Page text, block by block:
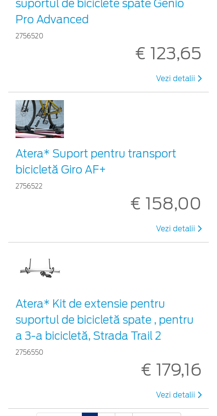
suportul de biciclete spate Genio
Pro Advanced
2756520
€ 123,65
Vezi detalii
Atera* Suport pentru transport
bicicletă Giro AF+
2756522
€ 158,00
Vezi detalii
Atera* Kit de extensie pentru
suportul de bicicletă spate , pentru
a 3-a bicicletă, Strada Trail 2
2756550
€ 179,16
Vezi detalii